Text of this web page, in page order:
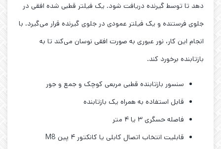
دهد تا توسط گیرنده دریافت شود. یک فیلتر قطبی شده افقی در
جلوی فرستنده و یک فیلتر عمودی در جلوی گیرنده قرار می‌گیرد. با
انجام این کار، نور عبوری به صورت افقی نوسان می‌کند تا به
بازتابنده برخورد کند.
سنسور بازتابنده قطبی مربعی کوچک و جمع و جور
قابل استفاده به همراه یک بازتابنده
فاصله حسگری ۳ یا ۴ متر
قابلیت انتخاب اتصال کابلی یا کانکتور ۴ پین M8